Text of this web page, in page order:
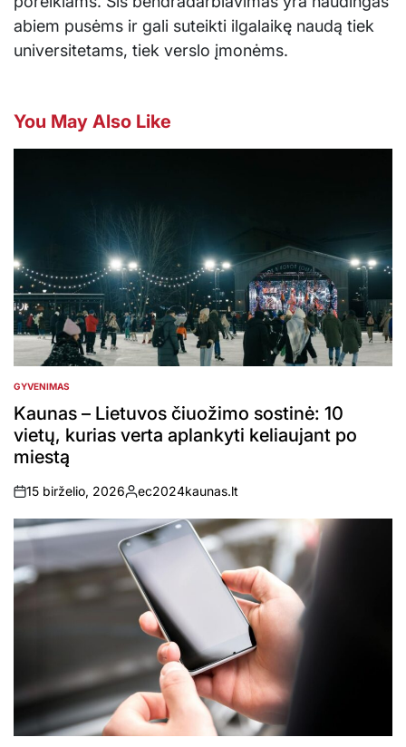
abiem pusėms ir gali suteikti ilgalaikę naudą tiek
universitetams, tiek verslo įmonėms.
You May Also Like
POSTED
IN
GYVENIMAS
Kaunas – Lietuvos čiuožimo sostinė: 10
vietų, kurias verta aplankyti keliaujant po
miestą
on
15 birželio, 2026
Posted
by
ec2024kaunas.lt